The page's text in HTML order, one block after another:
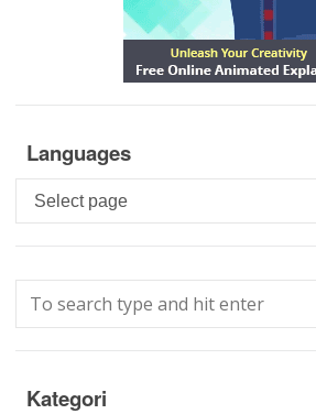
Languages
Languages
Kategori